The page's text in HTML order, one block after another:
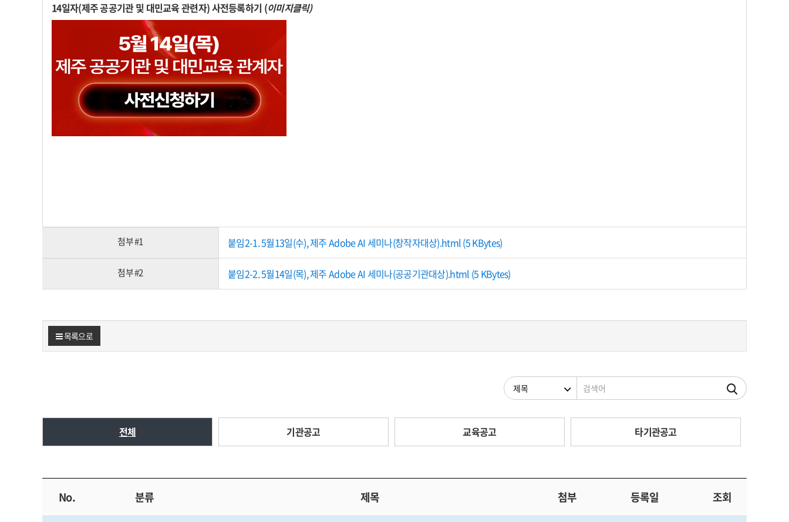
14일자(제주 공공기관 및 대민교육 관련자) 사전등록하기 (이미지클릭)
첨부 #1 붙임2-1. 5월13일(수), 제주 Adobe AI 세미나(창작자대상).html (5 KBytes)
첨부 #2 붙임2-2. 5월14일(목), 제주 Adobe AI 세미나(공공기관대상).html (5 KBytes)
목록으로
검색조건 검색어
전체 기관공고 교육공고 타기관공고
No. 분류 제목 첨부 등록일 조회